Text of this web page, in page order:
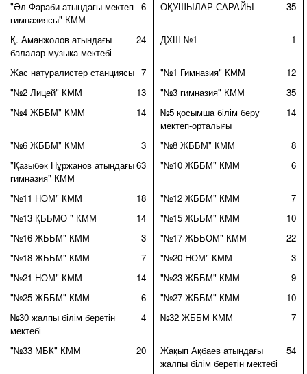
"Әл-Фараби атындағы мектеп-
гимназиясы" КММ
6 ОҚУШЫЛАР САРАЙЫ 35
Қ. Аманжолов атындағы
балалар музыка мектебі
24 ДХШ №1 1
Жас натуралистер станциясы 7 "№1 Гимназия" КММ
12
"№2 Лицей" КММ
13 "№3 гимназия" КММ
35
"№4 ЖББМ" КММ
14
№5 қосымша білім беру
мектеп-орталығы
14
"№6 ЖББМ" КММ 3 "№8 ЖББМ" КММ
8
"Қазыбек Нұржанов атындағы
гимназия" КММ
63 "№10 ЖББМ" КММ 6
"№11 НОМ" КММ 18 "№12 ЖББМ" КММ
7
"№13 ҚББМО " КММ
14 "№15 ЖББМ" КММ
10
"№16 ЖББМ" КММ
3 "№17 ЖББОМ" КММ
22
"№18 ЖББМ" КММ
7 "№20 НОМ" КММ
3
"№21 НОМ" КММ
14 "№23 ЖББМ" КММ
9
"№25 ЖББМ" КММ
6 "№27 ЖББМ" КММ
10
№30 жалпы білім беретін
мектебі
4 №32 ЖББМ КММ 7
"№33 МБК" КММ 20
Жақып Ақбаев атындағы
жалпы білім беретін мектебі
54